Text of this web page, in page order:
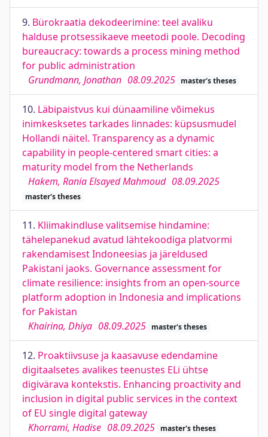
9. Bürokraatia dekodeerimine: teel avaliku
halduse protsessikaeve meetodi poole. Decoding
bureaucracy: towards a process mining method
for public administration
Grundmann, Jonathan 08.09.2025 master's theses
10. Läbipaistvus kui dünaamiline võimekus
inimkesksetes tarkades linnades: küpsusmudel
Hollandi näitel. Transparency as a dynamic
capability in people-centered smart cities: a
maturity model from the Netherlands
Hakem, Rania Elsayed Mahmoud 08.09.2025
master's theses
11. Kliimakindluse valitsemise hindamine:
tähelepanekud avatud lähtekoodiga platvormi
rakendamisest Indoneesias ja järeldused
Pakistani jaoks. Governance assessment for
climate resilience: insights from an open-source
platform adoption in Indonesia and implications
for Pakistan
Khairina, Dhiya 08.09.2025 master's theses
12. Proaktiivsuse ja kaasavuse edendamine
digitaalsetes avalikes teenustes ELi ühtse
digivärava kontekstis. Enhancing proactivity and
inclusion in digital public services in the context
of EU single digital gateway
Khorrami, Hadise 08.09.2025 master's theses